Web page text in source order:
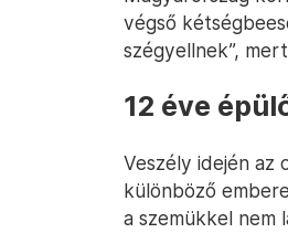
végső
szégyellnek”,
12 éve
Veszély idején az
különböző
a szemükkel nem